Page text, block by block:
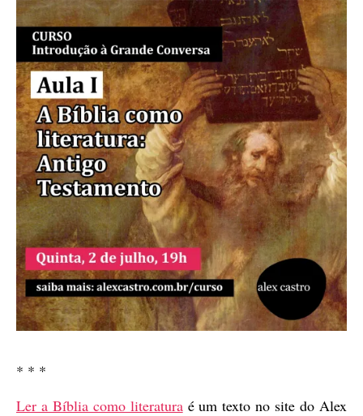
* * *
Ler a Bíblia como literaturaé um texto no site do Alex